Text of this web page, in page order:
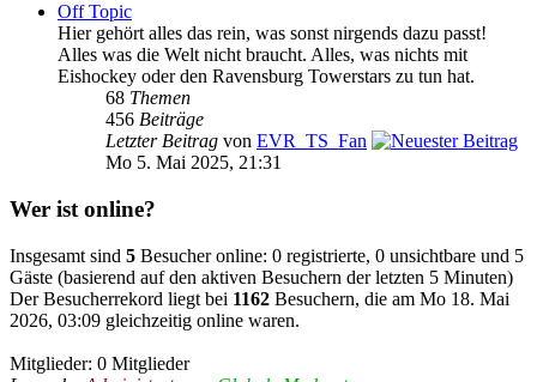
Off Topic
Hier gehört alles das rein, was sonst nirgends dazu passt!
Alles was die Welt nicht braucht. Alles, was nichts mit
Eishockey oder den Ravensburg Towerstars zu tun hat.
68 Themen
456 Beiträge
Letzter Beitrag von EVR_TS_Fan
Mo 5. Mai 2025, 21:31
Wer ist online?
Insgesamt sind 5 Besucher online: 0 registrierte, 0 unsichtbare und 5
Gäste (basierend auf den aktiven Besuchern der letzten 5 Minuten)
Der Besucherrekord liegt bei 1162 Besuchern, die am Mo 18. Mai
2026, 03:09 gleichzeitig online waren.
Mitglieder: 0 Mitglieder